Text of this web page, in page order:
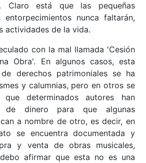
Claro está que las pequeñas
nunca faltarán,
actividades de la vida.
con la mal llamada 'Cesión
Obra'. En algunos casos, esta
derechos patrimoniales se ha
y calumnias, pero en otros se
que determinados autores han
de dinero para que algunas
a nombre de otro, es decir, en
se encuentra documentada y
y venta de obras musicales,
afirmar que esta no es una